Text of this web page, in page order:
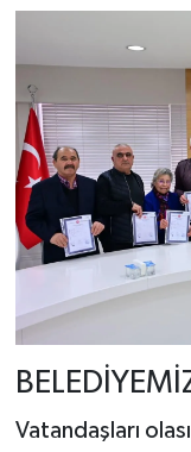
Vatandaşları